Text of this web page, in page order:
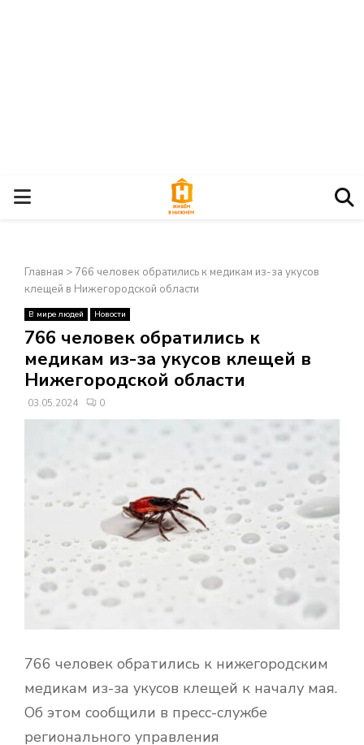
О
Н
О
В
Н
М
Е
Ю
Главная > 766 человек обратились к медикам из-за укусов
клещей в Нижегородской области
В мире людей Новости
766 человек обратились к
медикам из-за укусов клещей в
Нижегородской области
03.05.2024 0
766 человек обратились к нижегородским
медикам из-за укусов клещей к началу мая.
Об этом сообщили в пресс-службе
регионального управления